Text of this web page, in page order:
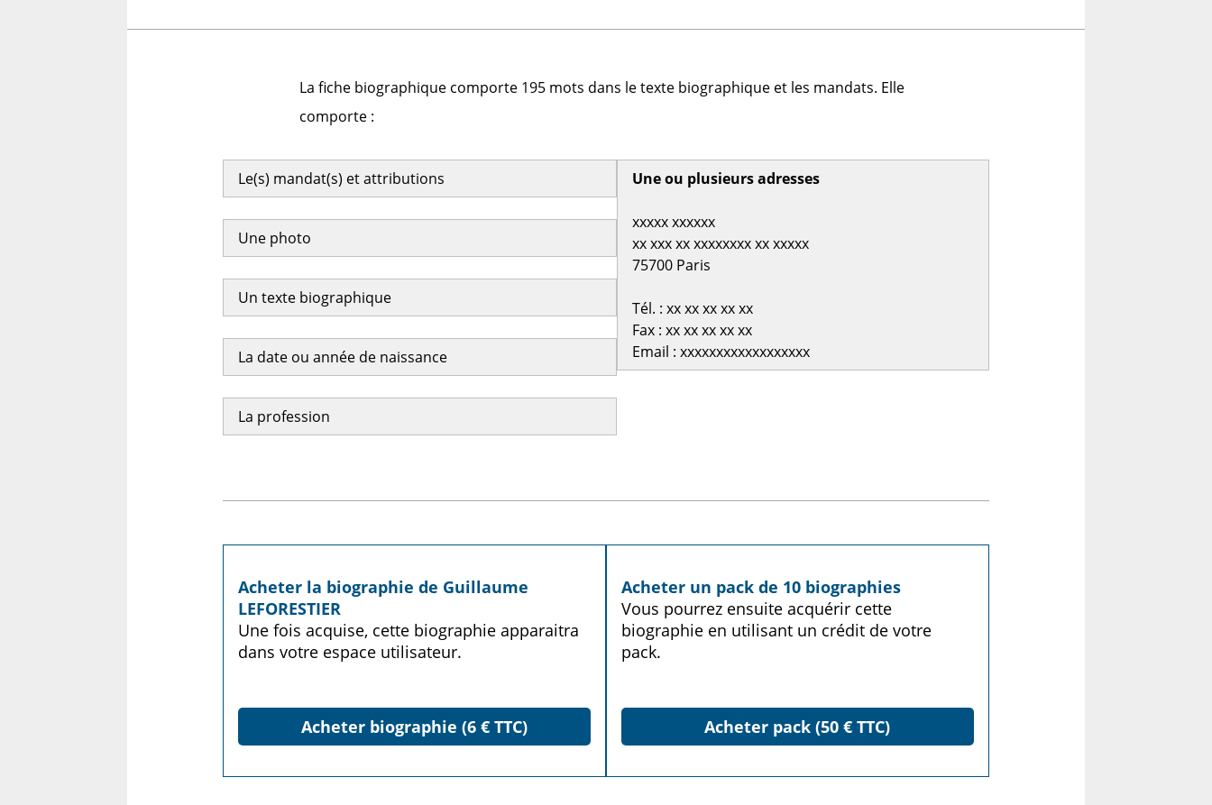
La fiche biographique comporte 195 mots dans le texte biographique et les mandats. Elle
comporte :
Le(s) mandat(s) et attributions
Une photo
Un texte biographique
La date ou année de naissance
La profession
Une ou plusieurs adresses
xxxxx xxxxxx
xx xxx xx xxxxxxxx xx xxxxx
75700 Paris
Tél. : xx xx xx xx xx
Fax : xx xx xx xx xx
Email : xxxxxxxxxxxxxxxxxx
Acheter la biographie de Guillaume
LEFORESTIER
Une fois acquise, cette biographie apparaitra
dans votre espace utilisateur.
Acheter biographie (6 € TTC)
Acheter un pack de 10 biographies
Vous pourrez ensuite acquérir cette
biographie en utilisant un crédit de votre
pack.
Acheter pack (50 € TTC)